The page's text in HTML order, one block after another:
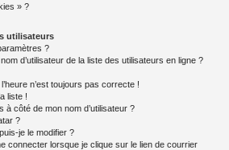
» ?
utilisateurs
?
d’utilisateur de la liste des utilisateurs en ligne ?
n’est toujours pas correcte !
liste !
à côté de mon nom d’utilisateur ?
?
je le modifier ?
connecter lorsque je clique sur le lien de courrier